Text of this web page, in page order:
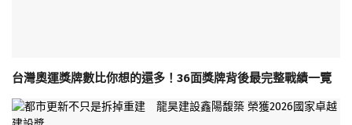
台灣奧運獎牌數比你想的還多！36面獎牌背後最完整戰績一覽